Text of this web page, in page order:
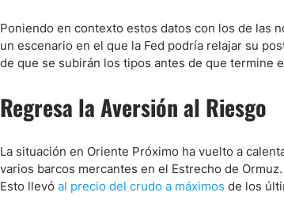
Poniendo en contexto estos datos con los de las
un escenario en el que la Fed podría relajar su
de que se subirán los tipos antes de que termine
Regresa la Aversión al Riesgo
La situación en Oriente Próximo ha vuelto a
varios barcos mercantes en el Estrecho de
Esto llevó al precio del crudo a máximos de los